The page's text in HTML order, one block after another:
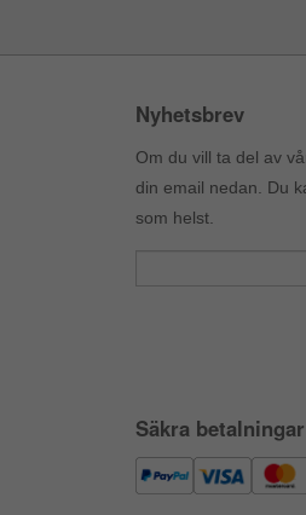
Nyhetsbrev
Om du vill ta del av
din email nedan. Du
som helst.
Säkra betalningar